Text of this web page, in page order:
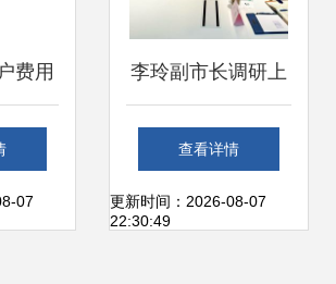
费用
上海
务关
07
李玲副市长调研上
海宝尊电商 聚焦互
联网销售发展，共
查看详情
更新时间：2026-08-07
22:30:49